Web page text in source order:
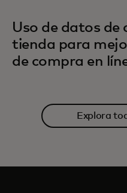
Uso de datos de
tienda para
de compra en
Explora